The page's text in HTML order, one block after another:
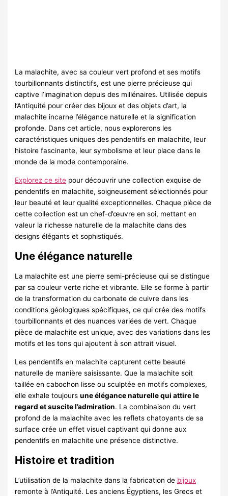
La malachite, avec sa couleur vert profond et ses motifs
tourbillonnants distinctifs, est une pierre précieuse qui
captive l’imagination depuis des millénaires. Utilisée depuis
l’Antiquité pour créer des bijoux et des objets d’art, la
malachite incarne l’élégance naturelle et la signification
profonde. Dans cet article, nous explorerons les
caractéristiques uniques des pendentifs en malachite, leur
histoire fascinante, leur symbolisme et leur place dans le
monde de la mode contemporaine.
Explorez ce site pour découvrir une collection exquise de
pendentifs en malachite, soigneusement sélectionnés pour
leur beauté et leur qualité exceptionnelles. Chaque pièce de
cette collection est un chef-d’œuvre en soi, mettant en
valeur la richesse naturelle de la malachite dans des
designs élégants et sophistiqués.
Une élégance naturelle
La malachite est une pierre semi-précieuse qui se distingue
par sa couleur verte riche et vibrante. Elle se forme à partir
de la transformation du carbonate de cuivre dans les
conditions géologiques spécifiques, ce qui crée des motifs
tourbillonnants et des nuances variées de vert. Chaque
pièce de malachite est unique, avec des variations dans les
motifs et les tons qui ajoutent à son attrait visuel.
Les pendentifs en malachite capturent cette beauté
naturelle de manière saisissante. Que la malachite soit
taillée en cabochon lisse ou sculptée en motifs complexes,
elle exhale toujoursune élégance naturelle qui attire le
regard et suscite l’admiration. La combinaison du vert
profond de la malachite avec les reflets chatoyants de sa
surface crée un effet visuel captivant qui donne aux
pendentifs en malachite une présence distinctive.
Histoire et tradition
L’utilisation de la malachite dans la fabrication de bijoux
remonte à l’Antiquité. Les anciens Égyptiens, les Grecs et